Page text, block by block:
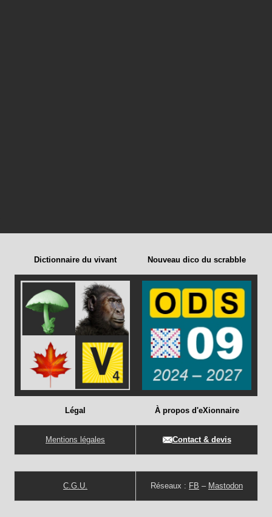
Dictionnaire du vivant Nouveau dico du scrabble
Légal
Mentions légales
C.G.U.
À propos d'eXionnaire
Contact & devis
Réseaux : FB – Mastodon